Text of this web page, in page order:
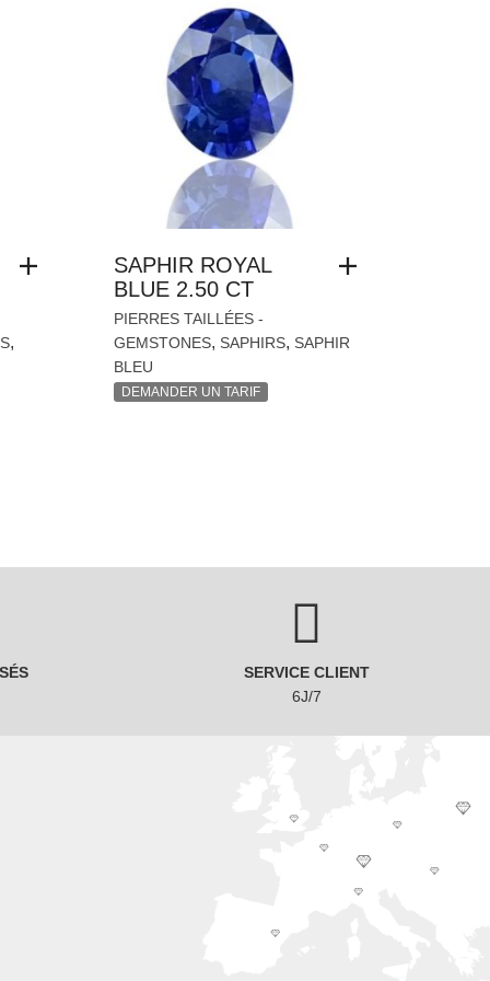
,
SAPHIR ROYAL
BLUE 2.50 CT
PIERRES TAILLÉES -
GEMSTONES, SAPHIRS, SAPHIR
BLEU
DEMANDER UN TARIF
SERVICE CLIENT
6J/7